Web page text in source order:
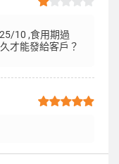
10 ,食用期過
才能發給客戶？